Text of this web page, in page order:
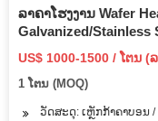
ລາຄາໂຮງງານ Wafer
Galvanized/Stainless
US$ 1000-1500 / ໂຕນ (
1 ໂຕນ (MOQ)
ວັດສະດຸ: ເຫຼັກກ້າຄາບອນ /